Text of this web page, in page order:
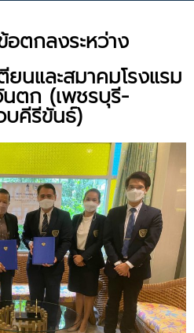
อตกลงระหว่าง
นและสมาคมโรงแรม
นตก (เพชรบุรี-
บคีรีขันธ์)